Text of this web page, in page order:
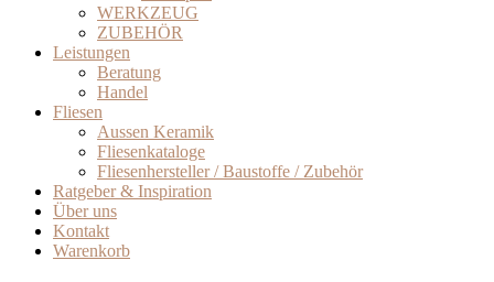
WERKZEUG
ZUBEHÖR
Leistungen
Beratung
Handel
Fliesen
Aussen Keramik
Fliesenkataloge
Fliesenhersteller / Baustoffe / Zubehör
Ratgeber & Inspiration
Über uns
Kontakt
Warenkorb